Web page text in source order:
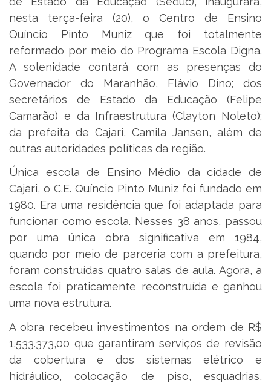
nesta terça-feira (20), o Centro de Ensino
Quíncio Pinto Muniz que foi totalmente
reformado por meio do Programa Escola Digna.
A solenidade contará com as presenças do
Governador do Maranhão, Flávio Dino; dos
secretários de Estado da Educação (Felipe
Camarão) e da Infraestrutura (Clayton Noleto);
da prefeita de Cajari, Camila Jansen, além de
outras autoridades políticas da região.
Única escola de Ensino Médio da cidade de
Cajari, o C.E. Quíncio Pinto Muniz foi fundado em
1980. Era uma residência que foi adaptada para
funcionar como escola. Nesses 38 anos, passou
por uma única obra significativa em 1984,
quando por meio de parceria com a prefeitura,
foram construídas quatro salas de aula. Agora, a
escola foi praticamente reconstruída e ganhou
uma nova estrutura.
A obra recebeu investimentos na ordem de R$
1.533.373,00 que garantiram serviços de revisão
da cobertura e dos sistemas elétrico e
hidráulico, colocação de piso, esquadrias,